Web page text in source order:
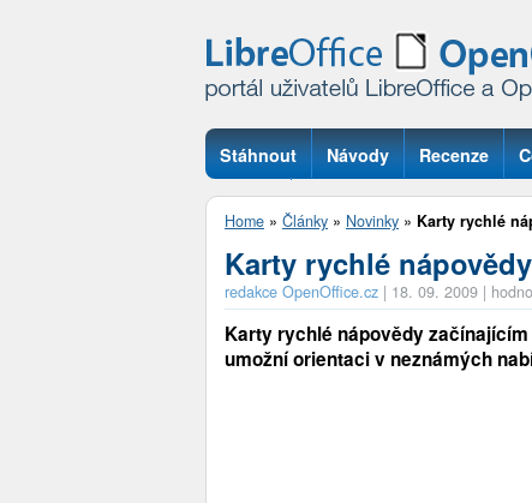
Stáhnout Návody Recenze
Otázky
Home » Články » Novinky » Karty rychlé
Karty rychlé
redakce OpenOffice.cz | 18. 09. 2009 |
Karty rychlé nápovědy
umožní orientaci v neznámých